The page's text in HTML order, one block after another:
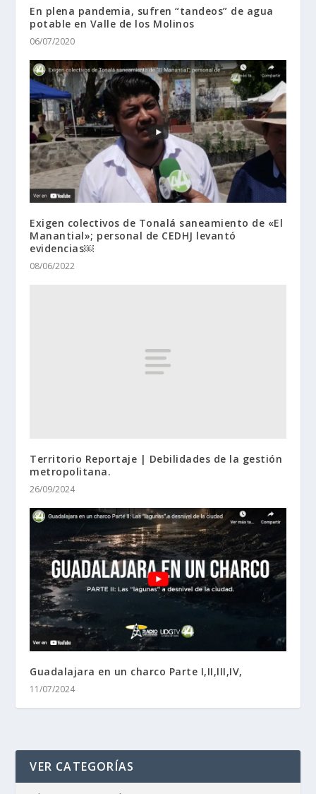
En plena pandemia, sufren “tandeos” de agua
potable en Valle de los Molinos
06/07/2020
Exigen colectivos de Tonalá saneamiento de «El
Manantial»; personal de CEDHJ levantó
evidencias￼
08/06/2022
Territorio Reportaje | Debilidades de la gestión
metropolitana.
26/09/2024
Guadalajara en un charco Parte I,II,III,IV,
11/07/2024
VER CATEGORÍAS